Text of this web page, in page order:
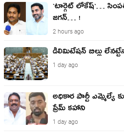
`టార్గెట్ లోకేష్‌`…
జ‌గ‌న్‌… !
2 hours ago
డీలిమిటేషన్ బిల్లు
1 day ago
అధికార పార్టీ ఎమ్మెల్యే
ప్రేమ్ కహాని
1 day ago